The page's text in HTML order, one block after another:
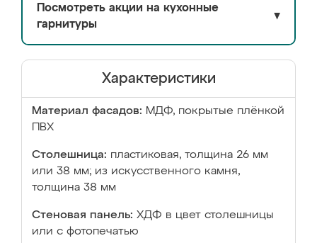
Посмотреть акции на кухонные
гарнитуры
▼
Характеристики
Материал фасадов: МДФ, покрытые плёнкой
ПВХ
Столешница: пластиковая, толщина 26 мм
или 38 мм; из искусственного камня,
толщина 38 мм
Стеновая панель: ХДФ в цвет столешницы
или с фотопечатью